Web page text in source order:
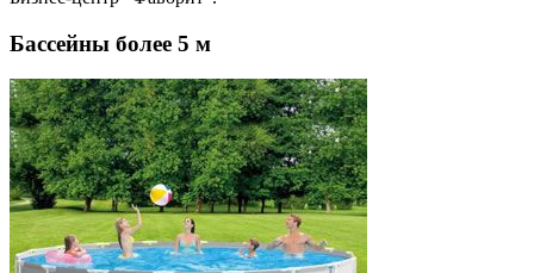
Бассейны более 5 м